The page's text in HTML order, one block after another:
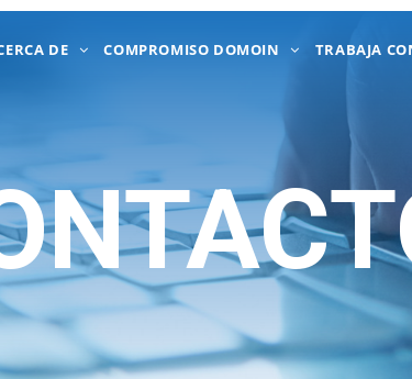
DE COMPROMISO DOMOIN TRABAJA